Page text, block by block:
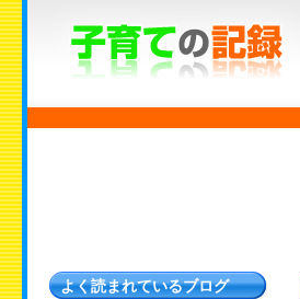
よく読まれているブログ